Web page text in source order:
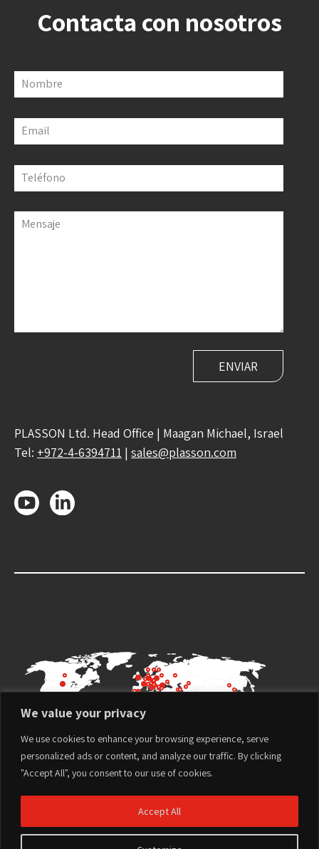
We value your privacy
We use cookies to enhance your browsing experience, serve
personalized ads or content, and analyze our traffic. By clicking
"Accept All", you consent to our use of cookies.
Accept All
Contacta con nosotros
Nombre
Email
Teléfono
Mensaje
PLASSON Ltd. Head Office | Maagan Michael, Israel
Tel: +972-4-6394711 | sales@plasson.com